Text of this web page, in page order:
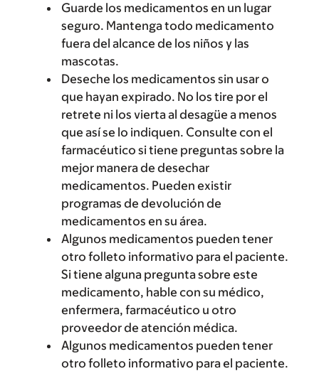
Guarde los medicamentos en un lugar
seguro. Mantenga todo medicamento
fuera del alcance de los niños y las
mascotas.
Deseche los medicamentos sin usar o
que hayan expirado. No los tire por el
retrete ni los vierta al desagüe a menos
que así se lo indiquen. Consulte con el
farmacéutico si tiene preguntas sobre la
mejor manera de desechar
medicamentos. Pueden existir
programas de devolución de
medicamentos en su área.
Algunos medicamentos pueden tener
otro folleto informativo para el paciente.
Si tiene alguna pregunta sobre este
medicamento, hable con su médico,
enfermera, farmacéutico u otro
proveedor de atención médica.
Algunos medicamentos pueden tener
otro folleto informativo para el paciente.